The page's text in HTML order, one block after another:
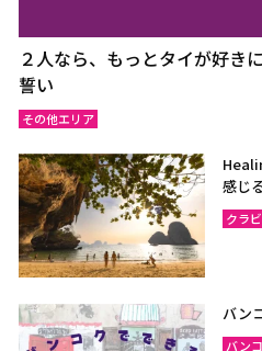
２人なら、もっとタイが好き
誓い
その他エリア
感じ
クラビ
バン
バン